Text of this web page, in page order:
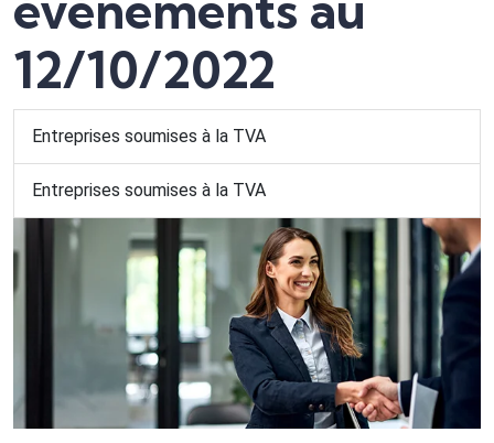
12/10/2022
Entreprises soumises à la TVA
Entreprises soumises à la TVA